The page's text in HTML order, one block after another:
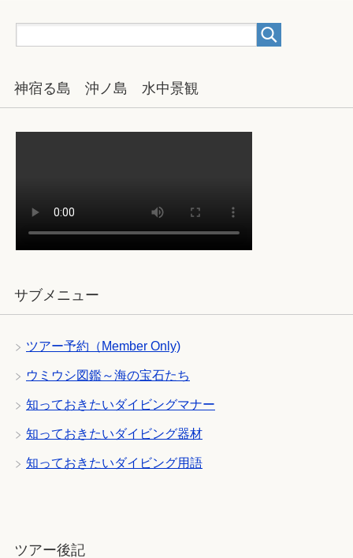
神宿る島 沖ノ島 水中景観
サブメニュー
ツアー予約（Member Only)
ウミウシ図鑑～海の宝石たち
知っておきたいダイビングマナー
知っておきたいダイビング器材
知っておきたいダイビング用語
ツアー後記